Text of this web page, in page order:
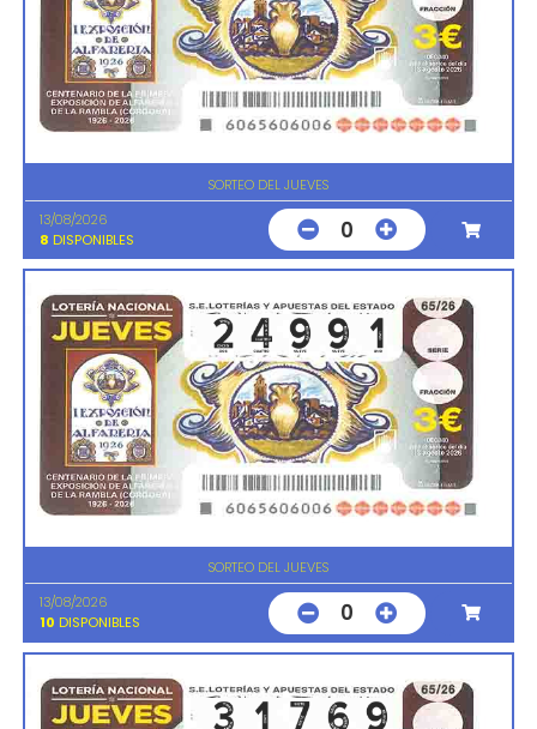
SORTEO DEL JUEVES
13/08/2026
8 DISPONIBLES 0
SORTEO DEL JUEVES
13/08/2026
10 DISPONIBLES 0